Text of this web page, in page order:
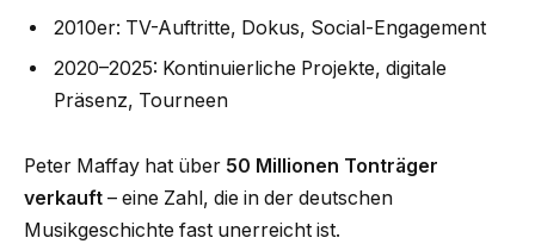
2010er: TV-Auftritte, Dokus, Social-Engagement
2020–2025: Kontinuierliche Projekte, digitale
Präsenz, Tourneen
Peter Maffay hat über 50 Millionen Tonträger
verkauft – eine Zahl, die in der deutschen
Musikgeschichte fast unerreicht ist.